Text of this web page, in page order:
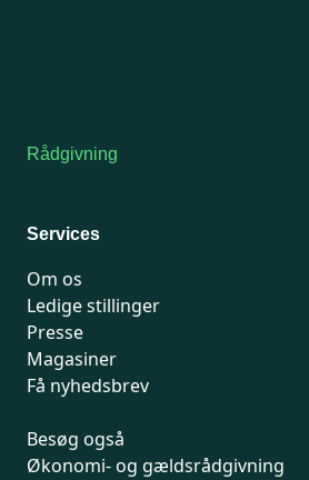
Rådgivning
Services
Om os
Ledige stillinger
Presse
Magasiner
Få nyhedsbrev
Besøg også
Økonomi- og gældsrådgivning